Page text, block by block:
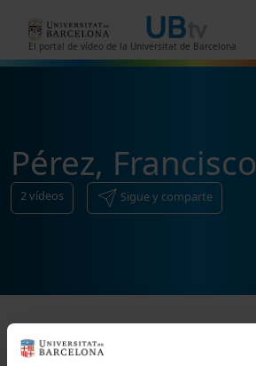
El portal de vídeo de la Universitat de Barcelona
Pérez, Francisco
2vídeos Sigue y comparte
Ordenar